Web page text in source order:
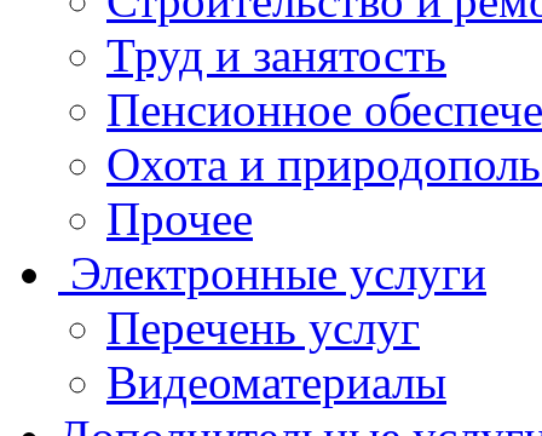
Труд и занятость
Пенсионное
Охота и
Прочее
Электронные услуги
Перечень услуг
Видеоматериалы